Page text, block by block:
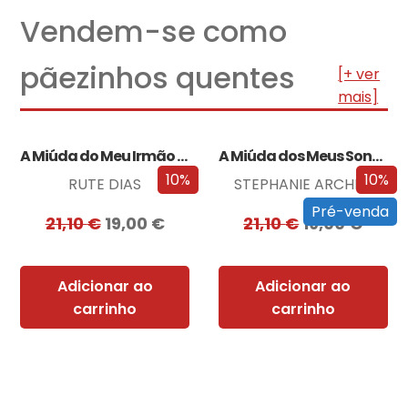
Vendem-se como
pãezinhos quentes
[+ ver
mais]
10%
A Miúda do Meu Irmão – Edição…
RUTE DIAS
21,10€ 19,00 €
Adicionar ao
carrinho
10%
Pré-venda
A Miúda dos Meus Sonhos – Edição…
STEPHANIE ARCHER
21,10€19,00€
Adicionar ao
carrinho